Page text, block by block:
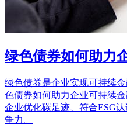
绿色债券如何助力
绿色债券是企业实现可持续
色债券如何助力企业可持续
企业优化碳足迹、符合ESG
争力。